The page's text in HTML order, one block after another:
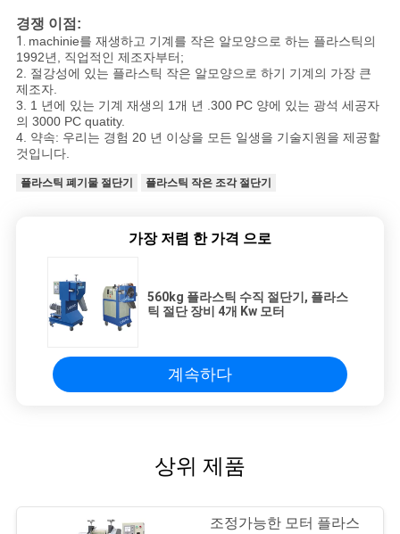
경쟁 이점:
1. machinie를 재생하고 기계를 작은 알모양으로 하는 플라스틱의
1992년, 직업적인 제조자부터;
2. 절강성에 있는 플라스틱 작은 알모양으로 하기 기계의 가장 큰
제조자.
3. 1 년에 있는 기계 재생의 1개 년 .300 PC 양에 있는 광석 세공자
의 3000 PC quatity.
4. 약속: 우리는 경험 20 년 이상을 모든 일생을 기술지원을 제공할
것입니다.
플라스틱 폐기물 절단기 플라스틱 작은 조각 절단기
가장 저렴 한 가격 으로
560kg 플라스틱 수직 절단기, 플라스
틱 절단 장비 4개 Kw 모터
계속하다
상위 제품
조정가능한 모터 플라스